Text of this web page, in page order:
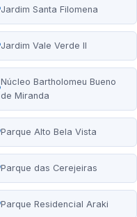
Jardim Santa Filomena
Jardim Vale Verde II
Núcleo Bartholomeu Bueno
de Miranda
Parque Alto Bela Vista
Parque das Cerejeiras
Parque Residencial Araki